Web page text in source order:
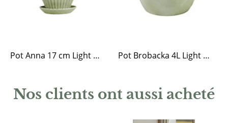
Pot Anna 17 cm Light Green Pot Brobacka 4L Light Green High
Nos clients ont aussi acheté